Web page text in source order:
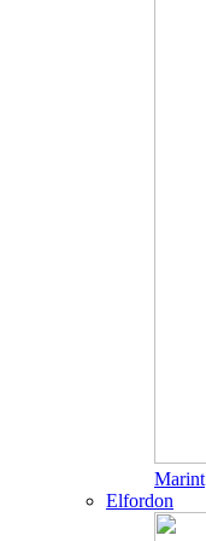
Marint
Elfordon